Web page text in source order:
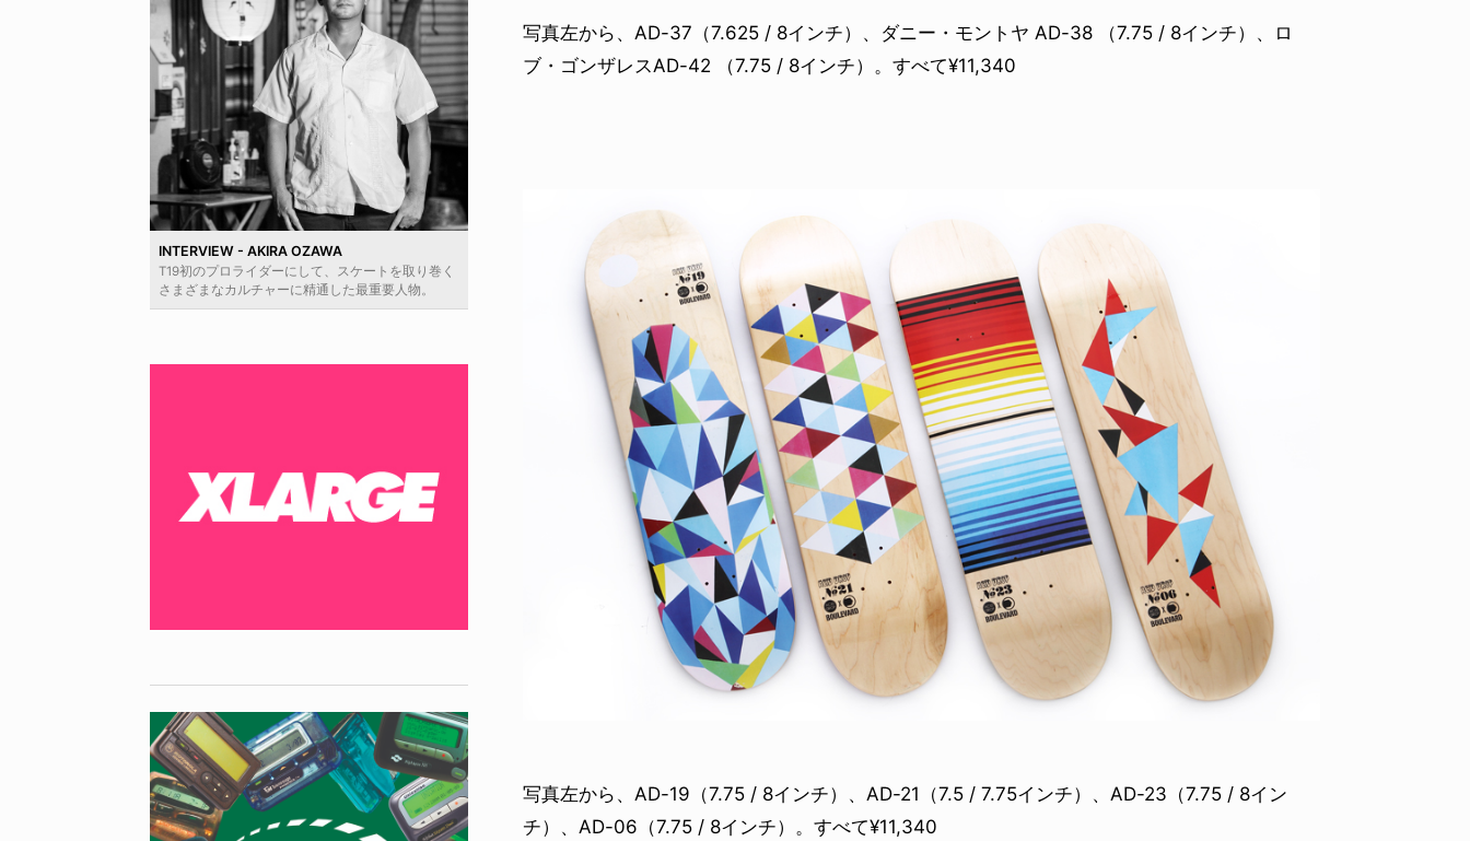
INTERVIEW - AKIRA OZAWA
T19初のプロライダーにして、スケートを取り巻く
さまざまなカルチャーに精通した最重要人物。
写真左から、AD-37（7.625 / 8インチ）、ダニー・モントヤ AD-38 （7.75 / 8インチ）、ロ
ブ・ゴンザレスAD-42 （7.75 / 8インチ）。すべて¥11,340
写真左から、AD-19（7.75 / 8インチ）、AD-21（7.5 / 7.75インチ）、AD-23（7.75 / 8イン
チ）、AD-06（7.75 / 8インチ）。すべて¥11,340